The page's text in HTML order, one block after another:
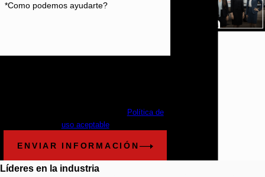
*Como podemos ayudarte?
Política de
uso aceptable
ENVIAR INFORMACIÓN
Líderes en la industria